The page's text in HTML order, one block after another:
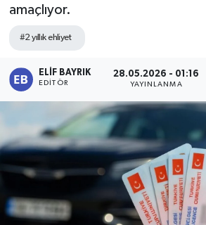
amaçlıyor.
#2 yıllık ehliyet
ELIF BAYRIK
EDITÖR
28.05.2026 - 01:16
YAYINLANMA
Haber Arşivi